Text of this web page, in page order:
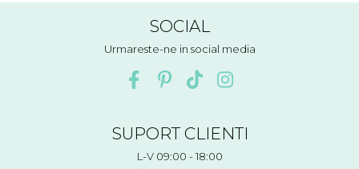
SOCIAL
Urmareste-ne in social media
SUPORT CLIENTI
L-V 09:00 - 18:00